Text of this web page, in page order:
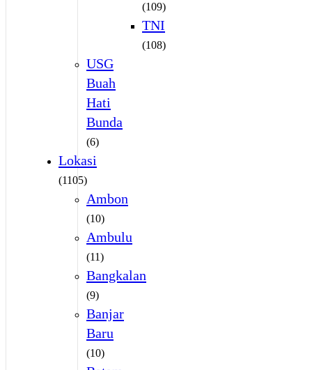
(109)
TNI
(108)
USG
Buah
Hati
Bunda
(6)
Lokasi
(1105)
Ambon
(10)
Ambulu
(11)
Bangkalan
(9)
Banjar
Baru
(10)